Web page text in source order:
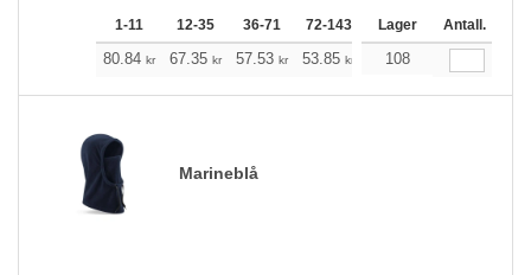
1-11 12-35 36-71 72-143 144-287 288 +
Lager Antall.
80.84 kr 67.35 kr 57.53 kr 53.85 kr 51.18
108
Marineblå